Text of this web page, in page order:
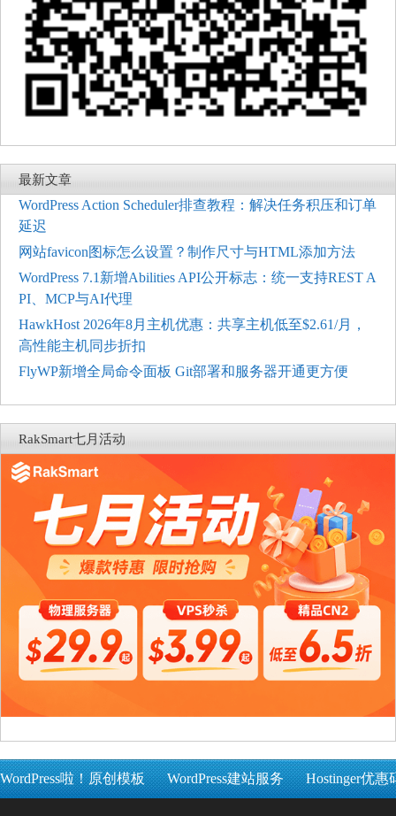
最新文章
WordPress Action Scheduler排查教程：解决任务积压和订单
延迟
网站favicon图标怎么设置？制作尺寸与HTML添加方法
WordPress 7.1新增Abilities API公开标志：统一支持REST A
PI、MCP与AI代理
HawkHost 2026年8月主机优惠：共享主机低至$2.61/月，
高性能主机同步折扣
FlyWP新增全局命令面板 Git部署和服务器开通更方便
RakSmart七月活动
WordPress啦！原创模板 WordPress建站服务 Hostinger优惠